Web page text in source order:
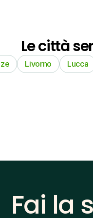
Le città
Livorno Lucca
Fai la